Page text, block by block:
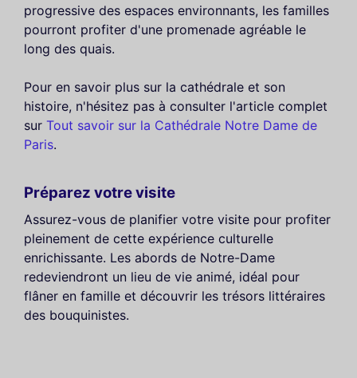
progressive des espaces environnants, les familles
pourront profiter d'une promenade agréable le
long des quais.
Pour en savoir plus sur la cathédrale et son
histoire, n'hésitez pas à consulter l'article complet
sur Tout savoir sur la Cathédrale Notre Dame de
Paris.
Préparez votre visite
Assurez-vous de planifier votre visite pour profiter
pleinement de cette expérience culturelle
enrichissante. Les abords de Notre-Dame
redeviendront un lieu de vie animé, idéal pour
flâner en famille et découvrir les trésors littéraires
des bouquinistes.